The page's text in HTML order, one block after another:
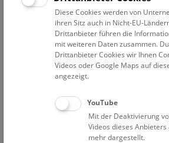
26. Oktober 2021
Bisher keine Ergebnisse.
in der Regel geschlossen.
Diese Cookies werden von
ihren Sitz auch in Nicht-EU-
Drittanbieter führen die
mit weiteren Daten zusammen.
Drittanbieter Cookies wir Ihnen
Videos oder Google Maps auf
angezeigt.
YouTube
Mit der Deaktivierung
Videos dieses
mehr dargestellt.